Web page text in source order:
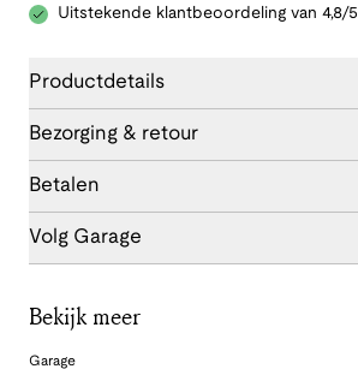
Uitstekende klantbeoordeling van 4,8/5
Productdetails
Bezorging & retour
Betalen
Volg Garage
Bekijk meer
Garage